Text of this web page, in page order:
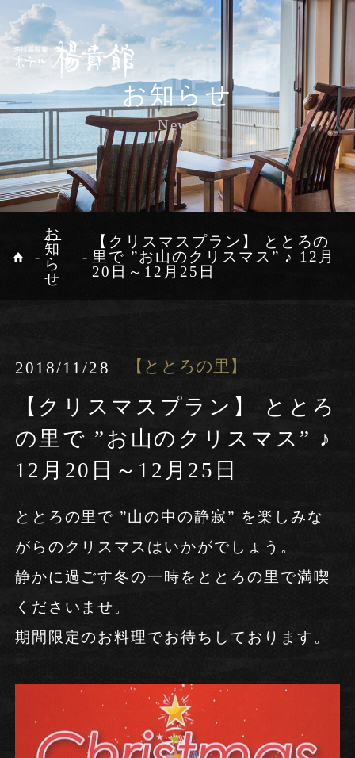
ホーム 継往開来 温泉
客室
油谷湾リゾー
トAMANA
館内施設 観光案内
宿泊プラン一覧
予約の確認・変更
お知らせ
News
お
知
ら
せ
【クリスマスプラン】 ととろの
里で ”お山のクリスマス” ♪ 12月
20日～12月25日
2018/11/28 【ととろの里】
【クリスマスプラン】 ととろ
の里で ”お山のクリスマス” ♪
12月20日～12月25日
ととろの里で ”山の中の静寂” を楽しみな
がらのクリスマスはいかがでしょう。
静かに過ごす冬の一時をととろの里で満喫
くださいませ。
期間限定のお料理でお待ちしております。
ご宿泊予約
Reservation
公式サイトが一番お得
最低価格保証
宿泊日
日付未定 人数(1部屋) 部屋数
お電話でのご予約・お問い合わせ
Tel. 0837-32-1234
宿泊プラン一覧
予約の確認・変更